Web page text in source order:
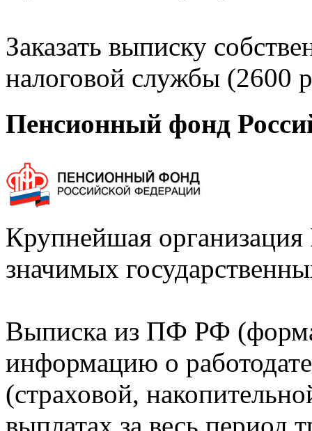
Заказать выписку
налоговой службы (2600
Пенсионный фонд
Крупнейшая
значимых
Выписка из ПФ РФ
информацию о
(страховой,
выплатах за весь период